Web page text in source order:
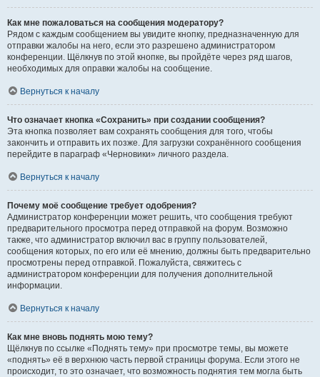
Как мне пожаловаться на сообщения модератору?
Рядом с каждым сообщением вы увидите кнопку, предназначенную для
отправки жалобы на него, если это разрешено администратором
конференции. Щёлкнув по этой кнопке, вы пройдёте через ряд шагов,
необходимых для оправки жалобы на сообщение.
Вернуться к началу
Что означает кнопка «Сохранить» при создании сообщения?
Эта кнопка позволяет вам сохранять сообщения для того, чтобы
закончить и отправить их позже. Для загрузки сохранённого сообщения
перейдите в параграф «Черновики» личного раздела.
Вернуться к началу
Почему моё сообщение требует одобрения?
Администратор конференции может решить, что сообщения требуют
предварительного просмотра перед отправкой на форум. Возможно
также, что администратор включил вас в группу пользователей,
сообщения которых, по его или её мнению, должны быть предварительно
просмотрены перед отправкой. Пожалуйста, свяжитесь с
администратором конференции для получения дополнительной
информации.
Вернуться к началу
Как мне вновь поднять мою тему?
Щёлкнув по ссылке «Поднять тему» при просмотре темы, вы можете
«поднять» её в верхнюю часть первой страницы форума. Если этого не
происходит, то это означает, что возможность поднятия тем могла быть